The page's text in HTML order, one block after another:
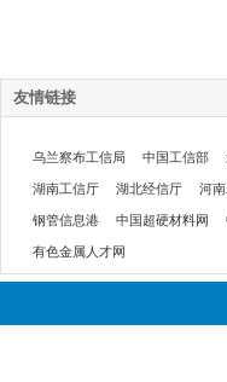
友情链接
乌兰察布工信局 中国工信部
湖南工信厅 湖北经信厅 河
钢管信息港 中国超硬材料网
有色金属人才网